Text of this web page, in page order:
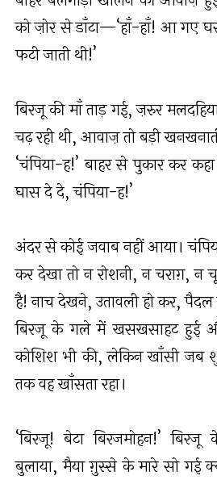
को ज़ोर से डाँटा—‘हाँ-हाँ! आ गए
फटी जाती थी!’
बिरजू की माँ ताड़ गई, ज़रुर
चढ़ रही थी, आवाज़ तो बड़ी
‘चंपिया-ह!’ बाहर से पुकार कर
घास दे दे, चंपिया-ह!’
अंदर से कोई जवाब नहीं आया।
कर देखा तो न रोशनी, न चराग़,
है! नाच देखने, उतावली हो कर,
बिरजू के गले में खसखसाहट हुई
कोशिश भी की, लेकिन खाँसी जब
तक वह खाँसता रहा।
‘बिरजू! बेटा बिरजमोहन!’
बुलाया, मैया ग़ुस्से के मारे सो गई